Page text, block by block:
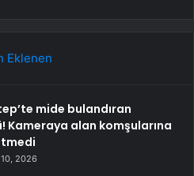
Eklenen
mide bulandıran
Kameraya alan komşularına
2026